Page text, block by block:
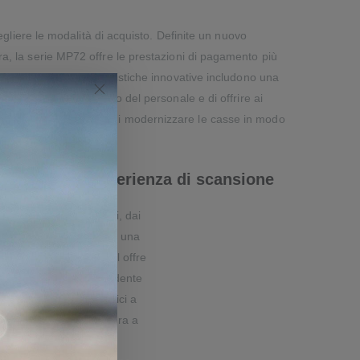
le modalità di acquisto. Definite un nuovo
la serie MP72 offre le prestazioni di pagamento più
Le caratteristiche innovative includono una
ottimizzare l’impiego del personale e di offrire ai
che consente di modernizzare le casse in modo
esistente.
migliore esperienza di scansione
Zebra assicura a tutti, dai
alle prime armi, una
Un sensore megapixel offre
a quella della precedente
eccellenti sui codici a
L'alta velocità di lettura a
codici a barre nel